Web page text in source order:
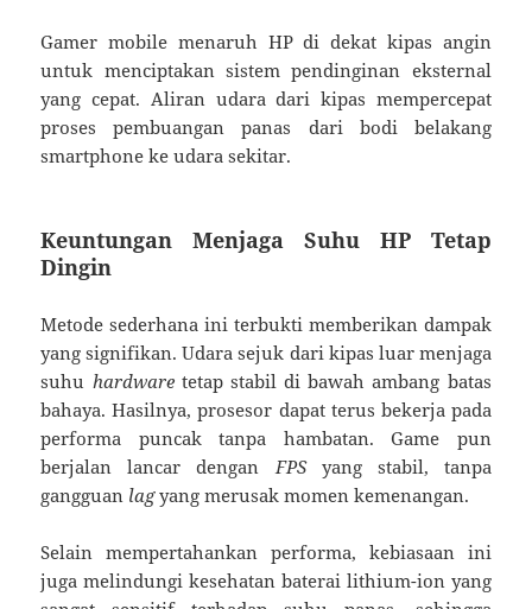
Gamer mobile menaruh HP di dekat kipas angin
untuk menciptakan sistem pendinginan eksternal
yang cepat. Aliran udara dari kipas mempercepat
proses pembuangan panas dari bodi belakang
smartphone ke udara sekitar.
Keuntungan Menjaga Suhu HP Tetap
Dingin
Metode sederhana ini terbukti memberikan dampak
yang signifikan. Udara sejuk dari kipas luar menjaga
suhu hardwaretetap stabil di bawah ambang batas
bahaya. Hasilnya, prosesor dapat terus bekerja pada
performa puncak tanpa hambatan. Game pun
berjalan lancar dengan FPSyang stabil, tanpa
gangguan lagyang merusak momen kemenangan.
Selain mempertahankan performa, kebiasaan ini
juga melindungi kesehatan baterai lithium-ion yang